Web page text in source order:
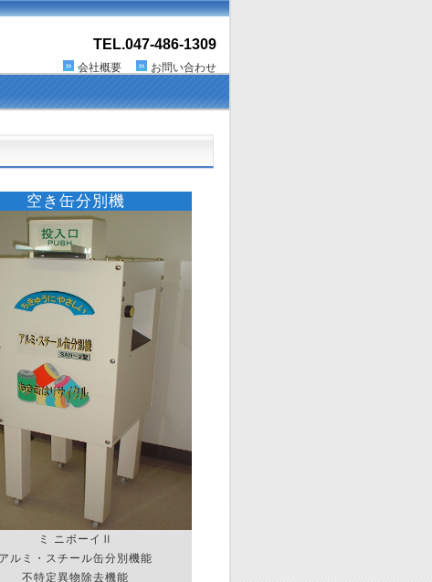
TEL.047-486-1309
会社概要 お問い合わせ
わせ
空き缶分別機
ミ ニボーイⅡ
アルミ・スチール缶分別機能
不特定異物除去機能